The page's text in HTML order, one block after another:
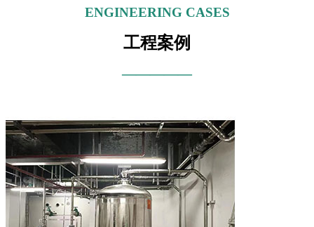
ENGINEERING CASES
工程案例
—————